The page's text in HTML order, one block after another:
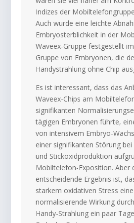
Indizes der
Auch wurde eine leichte
Embryosterblichkeit in der
Waveex-Gruppe festgestellt
Gruppe von Embryonen, die
Handystrahlung ohne Chip
Es ist interessant, dass das
Waveex-Chips am
signifikanten
tägigen Embryonen führte,
von intensivem Embryo-
einer signifikanten Störung
und Stickoxidproduktion
Mobiltelefon-Exposition. Aber
entscheidende Ergebnis ist,
starkem oxidativen Stress eine
normalisierende Wirkung
Handy-Strahlung ein paar